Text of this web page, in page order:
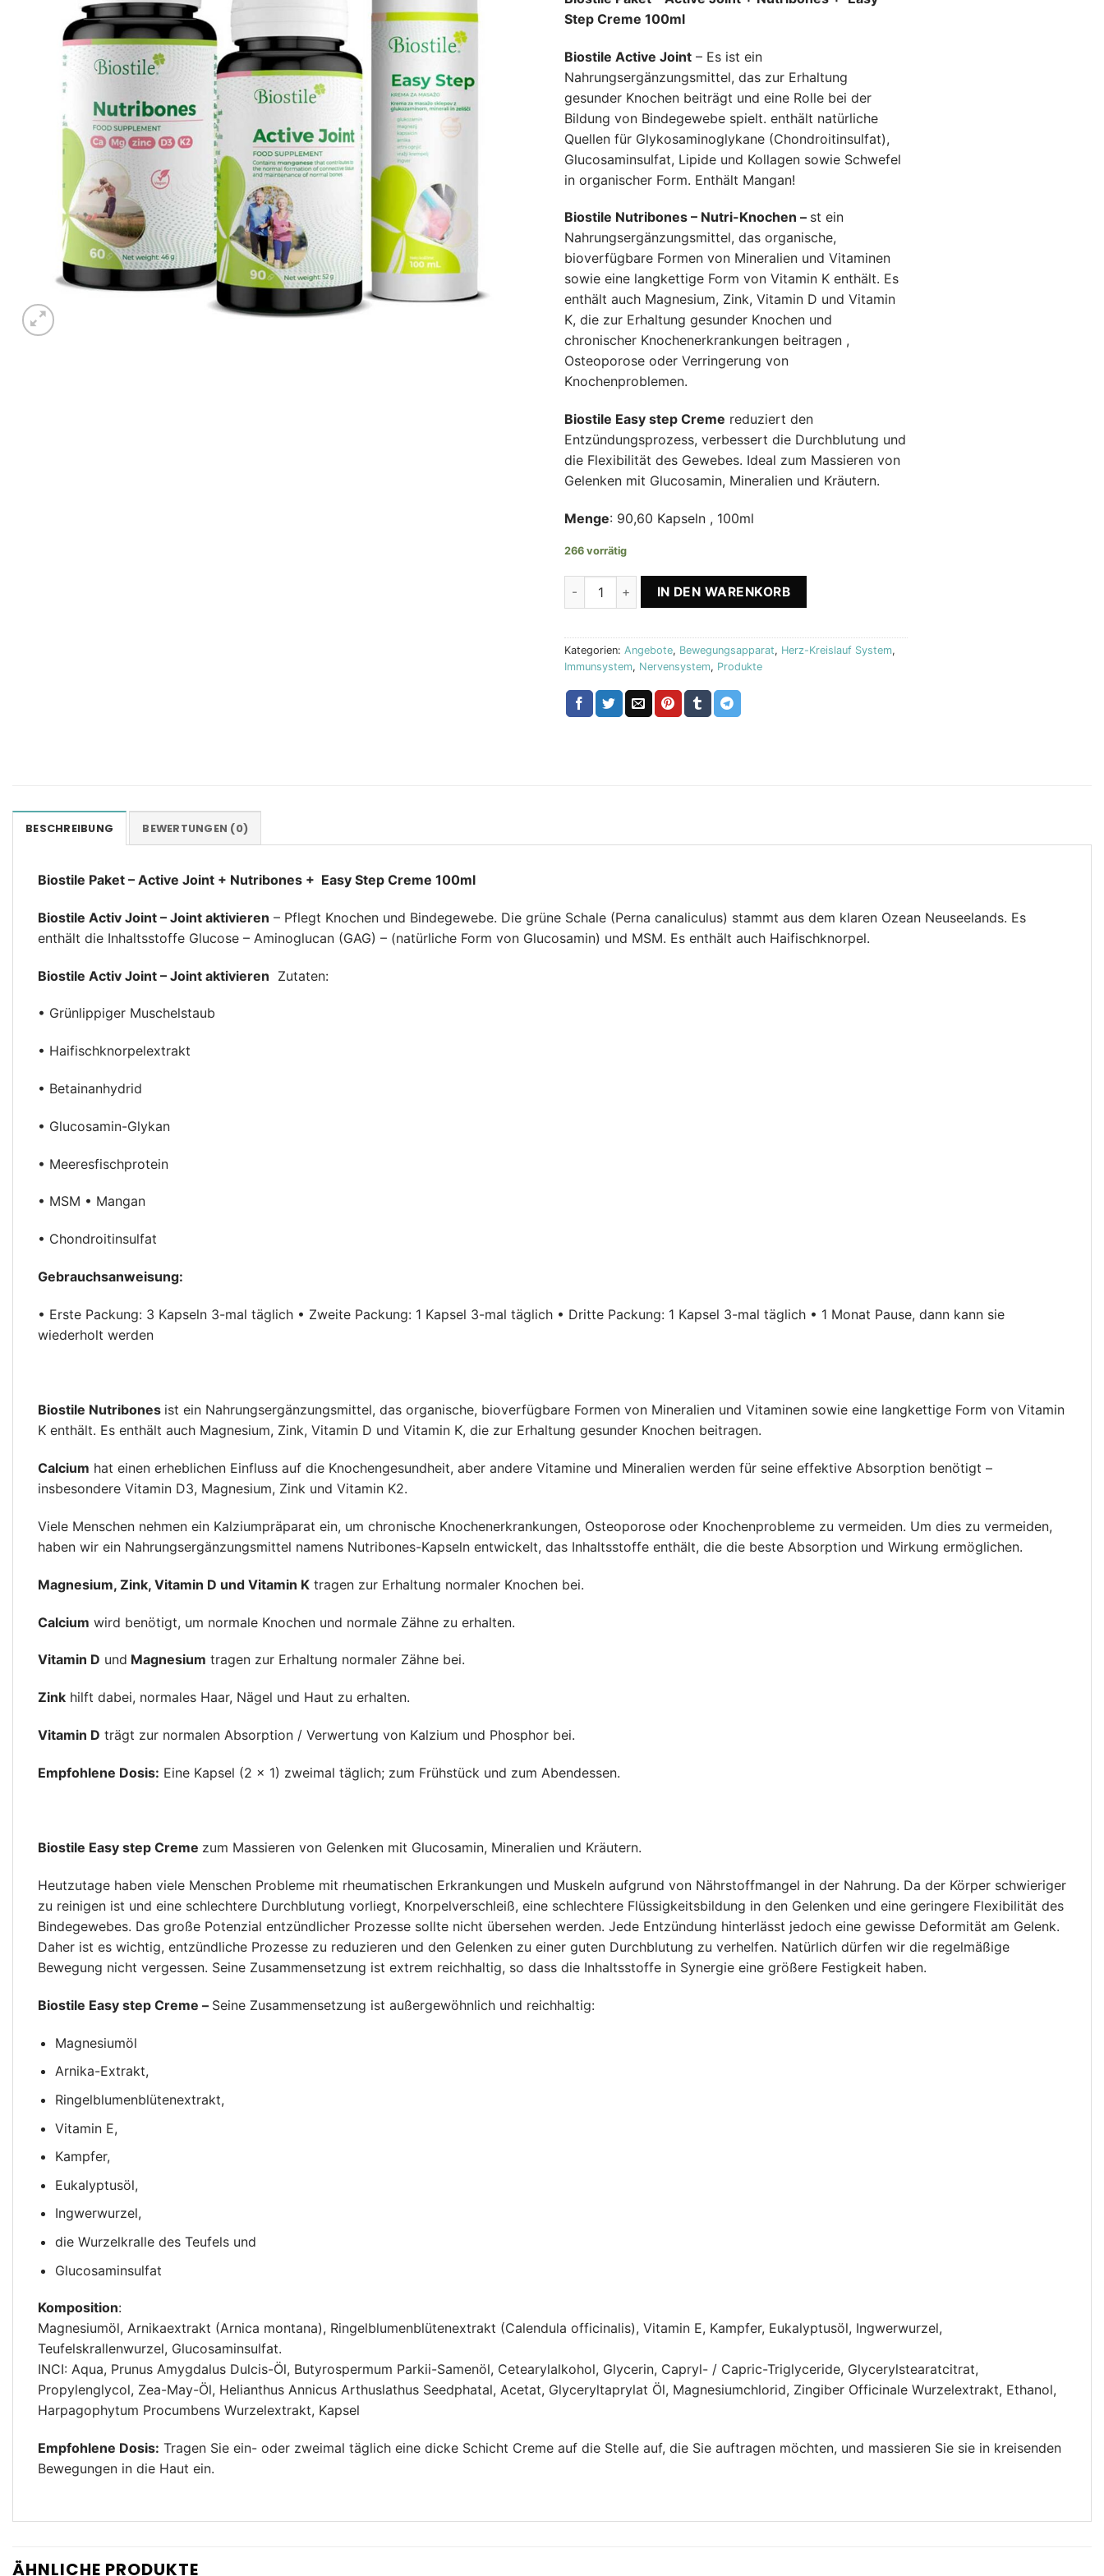
war:
77.70 €
ist:
Step Creme 100ml
Biostile Active Joint – Es ist ein
Nahrungsergänzungsmittel, das zur Erhaltung
gesunder Knochen beiträgt und eine Rolle bei der
Bildung von Bindegewebe spielt. enthält natürliche
Quellen für Glykosaminoglykane (Chondroitinsulfat),
Glucosaminsulfat, Lipide und Kollagen sowie Schwefel
in organischer Form. Enthält Mangan!
Biostile Nutribones – Nutri-Knochen – st ein
Nahrungsergänzungsmittel, das organische,
bioverfügbare Formen von Mineralien und Vitaminen
sowie eine langkettige Form von Vitamin K enthält. Es
enthält auch Magnesium, Zink, Vitamin D und Vitamin
K, die zur Erhaltung gesunder Knochen und
chronischer Knochenerkrankungen beitragen ,
Osteoporose oder Verringerung von
Knochenproblemen.
Biostile Easy step Creme reduziert den
Entzündungsprozess, verbessert die Durchblutung und
die Flexibilität des Gewebes. Ideal zum Massieren von
Gelenken mit Glucosamin, Mineralien und Kräutern.
Menge: 90,60 Kapseln , 100ml
266 vorrätig
Active Joint + Nutribones + Easy Step Creme 100 ml Biostile Menge
IN DEN WARENKORB
Kategorien: Angebote, Bewegungsapparat, Herz-Kreislauf System,
Immunsystem, Nervensystem, Produkte
BESCHREIBUNG BEWERTUNGEN (0)
Biostile Paket – Active Joint + Nutribones + Easy Step Creme 100ml
Biostile Activ Joint – Joint aktivieren – Pflegt Knochen und Bindegewebe. Die grüne Schale (Perna canaliculus) stammt aus dem klaren Ozean Neuseelands. Es
enthält die Inhaltsstoffe Glucose – Aminoglucan (GAG) – (natürliche Form von Glucosamin) und MSM. Es enthält auch Haifischknorpel.
Biostile Activ Joint – Joint aktivieren Zutaten:
• Grünlippiger Muschelstaub
• Haifischknorpelextrakt
• Betainanhydrid
• Glucosamin-Glykan
• Meeresfischprotein
• MSM • Mangan
• Chondroitinsulfat
Gebrauchsanweisung:
• Erste Packung: 3 Kapseln 3-mal täglich • Zweite Packung: 1 Kapsel 3-mal täglich • Dritte Packung: 1 Kapsel 3-mal täglich • 1 Monat Pause, dann kann sie
wiederholt werden
Biostile Nutribones ist ein Nahrungsergänzungsmittel, das organische, bioverfügbare Formen von Mineralien und Vitaminen sowie eine langkettige Form von Vitamin
K enthält. Es enthält auch Magnesium, Zink, Vitamin D und Vitamin K, die zur Erhaltung gesunder Knochen beitragen.
Calcium hat einen erheblichen Einfluss auf die Knochengesundheit, aber andere Vitamine und Mineralien werden für seine effektive Absorption benötigt –
insbesondere Vitamin D3, Magnesium, Zink und Vitamin K2.
Viele Menschen nehmen ein Kalziumpräparat ein, um chronische Knochenerkrankungen, Osteoporose oder Knochenprobleme zu vermeiden. Um dies zu vermeiden,
haben wir ein Nahrungsergänzungsmittel namens Nutribones-Kapseln entwickelt, das Inhaltsstoffe enthält, die die beste Absorption und Wirkung ermöglichen.
Magnesium, Zink, Vitamin D und Vitamin K tragen zur Erhaltung normaler Knochen bei.
Calcium wird benötigt, um normale Knochen und normale Zähne zu erhalten.
Vitamin D und Magnesium tragen zur Erhaltung normaler Zähne bei.
Zink hilft dabei, normales Haar, Nägel und Haut zu erhalten.
Vitamin D trägt zur normalen Absorption / Verwertung von Kalzium und Phosphor bei.
Empfohlene Dosis: Eine Kapsel (2 × 1) zweimal täglich; zum Frühstück und zum Abendessen.
Biostile Easy step Creme zum Massieren von Gelenken mit Glucosamin, Mineralien und Kräutern.
Heutzutage haben viele Menschen Probleme mit rheumatischen Erkrankungen und Muskeln aufgrund von Nährstoffmangel in der Nahrung. Da der Körper schwieriger
zu reinigen ist und eine schlechtere Durchblutung vorliegt, Knorpelverschleiß, eine schlechtere Flüssigkeitsbildung in den Gelenken und eine geringere Flexibilität des
Bindegewebes. Das große Potenzial entzündlicher Prozesse sollte nicht übersehen werden. Jede Entzündung hinterlässt jedoch eine gewisse Deformität am Gelenk.
Daher ist es wichtig, entzündliche Prozesse zu reduzieren und den Gelenken zu einer guten Durchblutung zu verhelfen. Natürlich dürfen wir die regelmäßige
Bewegung nicht vergessen. Seine Zusammensetzung ist extrem reichhaltig, so dass die Inhaltsstoffe in Synergie eine größere Festigkeit haben.
Biostile Easy step Creme – Seine Zusammensetzung ist außergewöhnlich und reichhaltig:
Magnesiumöl
Arnika-Extrakt,
Ringelblumenblütenextrakt,
Vitamin E,
Kampfer,
Eukalyptusöl,
Ingwerwurzel,
die Wurzelkralle des Teufels und
Glucosaminsulfat
Komposition:
Magnesiumöl, Arnikaextrakt (Arnica montana), Ringelblumenblütenextrakt (Calendula officinalis), Vitamin E, Kampfer, Eukalyptusöl, Ingwerwurzel,
Teufelskrallenwurzel, Glucosaminsulfat.
INCI: Aqua, Prunus Amygdalus Dulcis-Öl, Butyrospermum Parkii-Samenöl, Cetearylalkohol, Glycerin, Capryl- / Capric-Triglyceride, Glycerylstearatcitrat,
Propylenglycol, Zea-May-Öl, Helianthus Annicus Arthuslathus Seedphatal, Acetat, Glyceryltaprylat Öl, Magnesiumchlorid, Zingiber Officinale Wurzelextrakt, Ethanol,
Harpagophytum Procumbens Wurzelextrakt, Kapsel
Empfohlene Dosis: Tragen Sie ein- oder zweimal täglich eine dicke Schicht Creme auf die Stelle auf, die Sie auftragen möchten, und massieren Sie sie in kreisenden
Bewegungen in die Haut ein.
ÄHNLICHE PRODUKTE